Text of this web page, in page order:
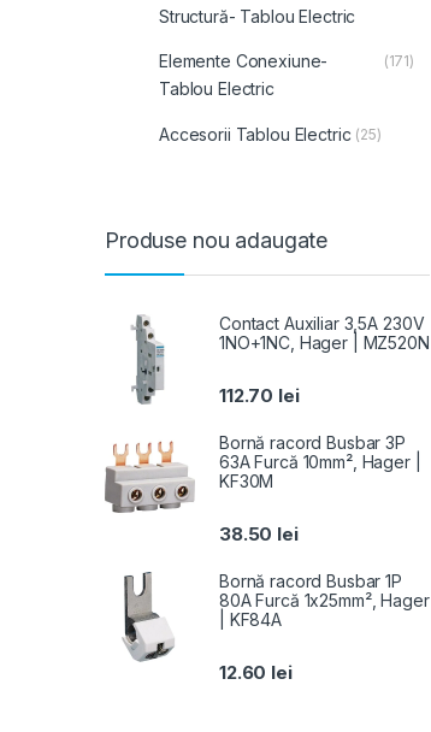
Structură- Tablou Electric
Elemente Conexiune-
Tablou Electric
(171)
Accesorii Tablou Electric (25)
Produse nou adaugate
Contact Auxiliar 3,5A 230V
1NO+1NC, Hager | MZ520N
112.70 lei
Bornă racord Busbar 3P
63A Furcă 10mm², Hager |
KF30M
38.50 lei
Bornă racord Busbar 1P
80A Furcă 1x25mm², Hager
| KF84A
12.60 lei